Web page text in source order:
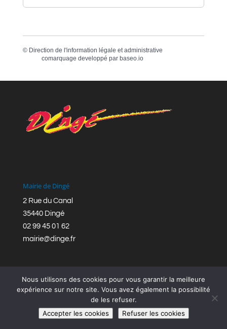
© Direction de l'information légale et administrative
comarquage developpé par baseo.io
Mairie de Dingé
2 Rue du Canal
35440 Dingé
02 99 45 01 62
mairie@dinge.fr
Réalisation © Mairie de Dingé,Bretagne Romantique
Mentions légales|Politique de confidentialité
Nous utilisons des cookies pour vous garantir la meilleure
expérience sur notre site. Vous avez également la possibilité
de les refuser.
Accepter les cookies
Refuser les cookies